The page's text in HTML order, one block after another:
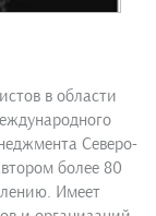
в области
Северо-
более 80
Имеет